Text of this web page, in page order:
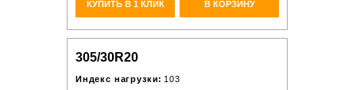
КУПИТЬ В 1 КЛИК В КОРЗИНУ
305/30R20
Индекс нагрузки: 103